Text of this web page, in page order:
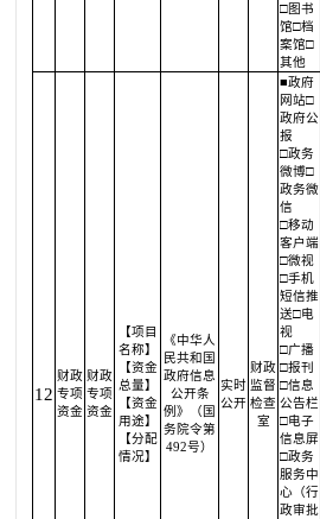
□图书
馆□档
案馆□
其他
12
财政
专项
资金
财政
专项
资金
【项目
名称】
【资金
总量】
【资金
用途】
【分配
情况】
《中华人
民共和国
政府信息
公开条
例》（国
务院令第
492号）
实时
公开
财政
监督
检查
室
■政府
网站□
政府公
报
□政务
微博□
政务微
信
□移动
客户端
□微视
□手机
短信推
送□电
视
□广播
□报刊
□信息
公告栏
□电子
信息屏
□政务
服务中
心（行
政审批